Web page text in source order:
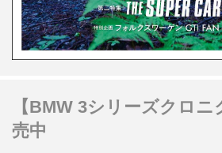
【BMW 3シリーズクロ
売中